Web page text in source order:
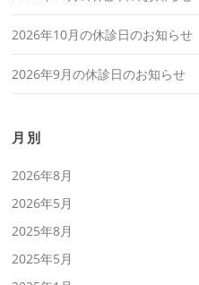
2026年10月の休診日のお知らせ
2026年9月の休診日のお知らせ
月別
2026年8月
2026年5月
2025年8月
2025年5月